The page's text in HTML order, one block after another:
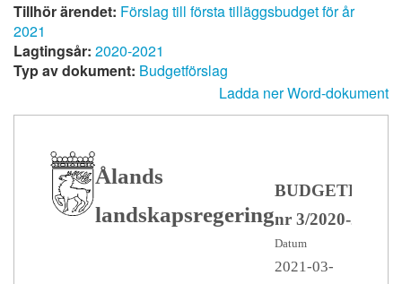
Tillhör ärendet: Förslag till första tilläggsbudget för år
2021
Lagtingsår: 2020-2021
Typ av dokument: Budgetförslag
Ladda ner Word-dokument
Ålands
landskapsregeringnr 3/2020-2021
Datum
2021-03-